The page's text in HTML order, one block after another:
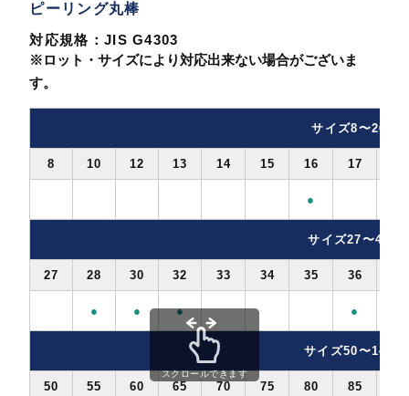
ピーリング丸棒
対応規格：JIS G4303
※ロット・サイズにより対応出来ない場合がございま
す。
サイズ8〜26
8 10 12 13 14 15 16 17
●
サイズ27〜48
27 28 30 32 33 34 35 36
● ● ● ●
サイズ50〜140
50 55 60 65 70 75 80 85
スクロールできます